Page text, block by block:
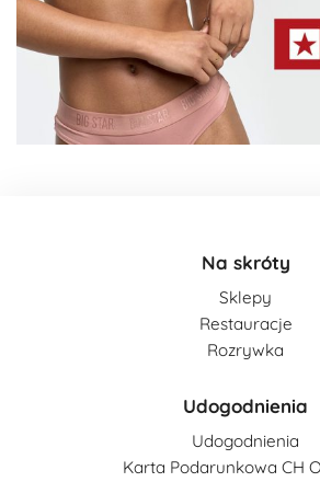
Na skróty
Sklepy
Restauracje
Rozrywka
Udogodnienia
Udogodnienia
Karta Podarunkowa CH